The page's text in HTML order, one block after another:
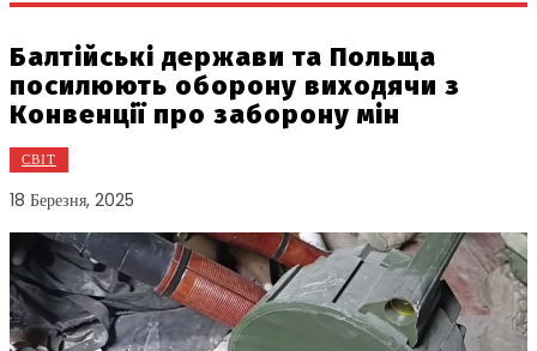
Балтійські держави та Польща
посилюють оборону виходячи з
Конвенції про заборону мін
СВІТ
18 Березня, 2025